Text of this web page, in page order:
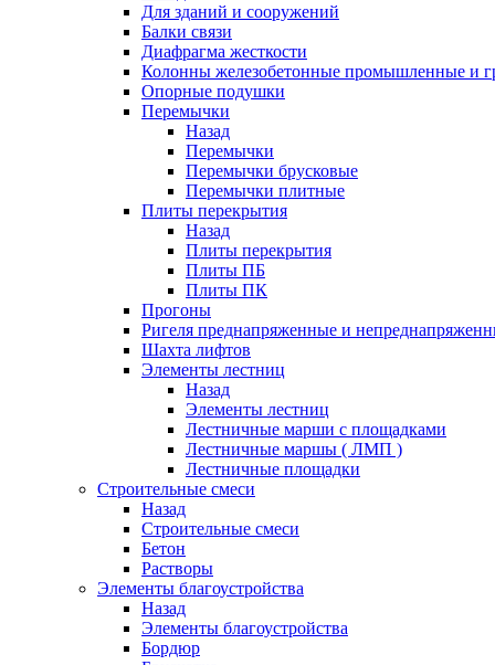
Для зданий и сооружений
Балки связи
Диафрагма жесткости
Колонны железобетонные промышленные и
Опорные подушки
Перемычки
Назад
Перемычки
Перемычки брусковые
Перемычки плитные
Плиты перекрытия
Назад
Плиты перекрытия
Плиты ПБ
Плиты ПК
Прогоны
Ригеля преднапряженные и
Шахта лифтов
Элементы лестниц
Назад
Элементы лестниц
Лестничные марши с площадками
Лестничные маршы ( ЛМП )
Лестничные площадки
Строительные смеси
Назад
Строительные смеси
Бетон
Растворы
Элементы благоустройства
Назад
Элементы благоустройства
Бордюр